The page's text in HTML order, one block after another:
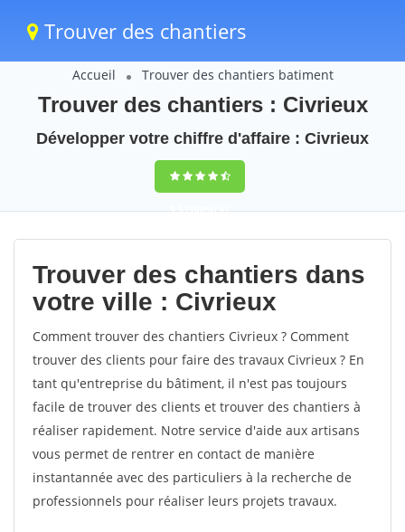
Trouver des chantiers
Accueil Trouver des chantiers batiment
Trouver des chantiers : Civrieux
Développer votre chiffre d'affaire : Civrieux
9,5(100%)41
votes
Trouver des chantiers dans
votre ville : Civrieux
Comment trouver des chantiers Civrieux ? Comment
trouver des clients pour faire des travaux Civrieux ? En
tant qu'entreprise du bâtiment, il n'est pas toujours
facile de trouver des clients et trouver des chantiers à
réaliser rapidement. Notre service d'aide aux artisans
vous permet de rentrer en contact de manière
instantannée avec des particuliers à la recherche de
professionnels pour réaliser leurs projets travaux.